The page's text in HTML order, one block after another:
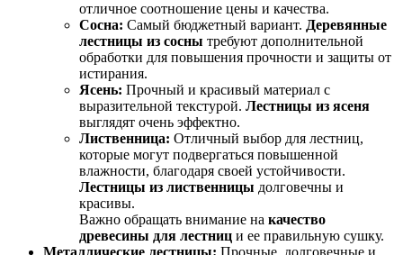
отличное соотношение цены и качества.
Сосна: Самый бюджетный вариант. Деревянные
лестницы из сосны требуют дополнительной
обработки для повышения прочности и защиты от
истирания.
Ясень: Прочный и красивый материал с
выразительной текстурой. Лестницы из ясеня
выглядят очень эффектно.
Лиственница: Отличный выбор для лестниц,
которые могут подвергаться повышенной
влажности, благодаря своей устойчивости.
Лестницы из лиственницы долговечны и
красивы.
Важно обращать внимание на качество
древесины для лестниц и ее правильную сушку.
Металлические лестницы: Прочные, долговечные и